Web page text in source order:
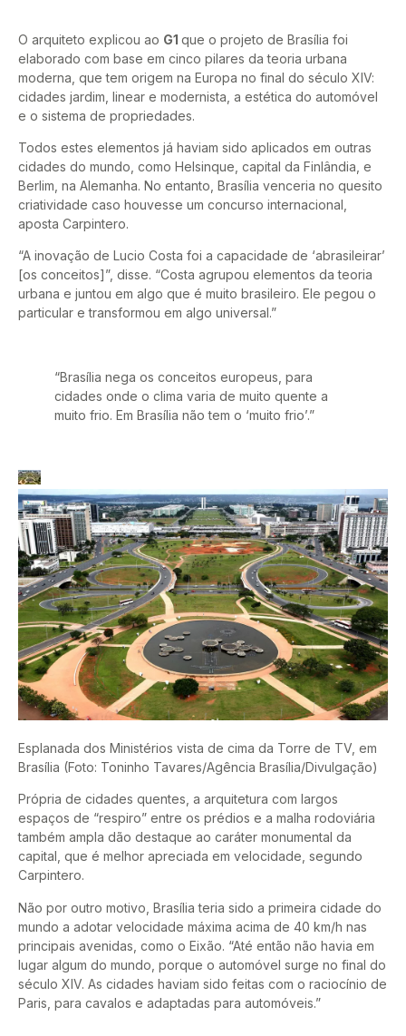
O arquiteto explicou ao G1 que o projeto de Brasília foi
elaborado com base em cinco pilares da teoria urbana
moderna, que tem origem na Europa no final do século XIV:
cidades jardim, linear e modernista, a estética do automóvel
e o sistema de propriedades.
Todos estes elementos já haviam sido aplicados em outras
cidades do mundo, como Helsinque, capital da Finlândia, e
Berlim, na Alemanha. No entanto, Brasília venceria no quesito
criatividade caso houvesse um concurso internacional,
aposta Carpintero.
“A inovação de Lucio Costa foi a capacidade de ‘abrasileirar’
[os conceitos]”, disse. “Costa agrupou elementos da teoria
urbana e juntou em algo que é muito brasileiro. Ele pegou o
particular e transformou em algo universal.”
“Brasília nega os conceitos europeus, para
cidades onde o clima varia de muito quente a
muito frio. Em Brasília não tem o ‘muito frio’.”
Esplanada dos Ministérios vista de cima da Torre de TV, em
Brasília (Foto: Toninho Tavares/Agência Brasília/Divulgação)
Própria de cidades quentes, a arquitetura com largos
espaços de “respiro” entre os prédios e a malha rodoviária
também ampla dão destaque ao caráter monumental da
capital, que é melhor apreciada em velocidade, segundo
Carpintero.
Não por outro motivo, Brasília teria sido a primeira cidade do
mundo a adotar velocidade máxima acima de 40 km/h nas
principais avenidas, como o Eixão. “Até então não havia em
lugar algum do mundo, porque o automóvel surge no final do
século XIV. As cidades haviam sido feitas com o raciocínio de
Paris, para cavalos e adaptadas para automóveis.”